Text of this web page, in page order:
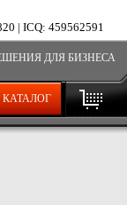
| ICQ: 459562591
ДЛЯ БИЗНЕСА
КАТАЛОГ